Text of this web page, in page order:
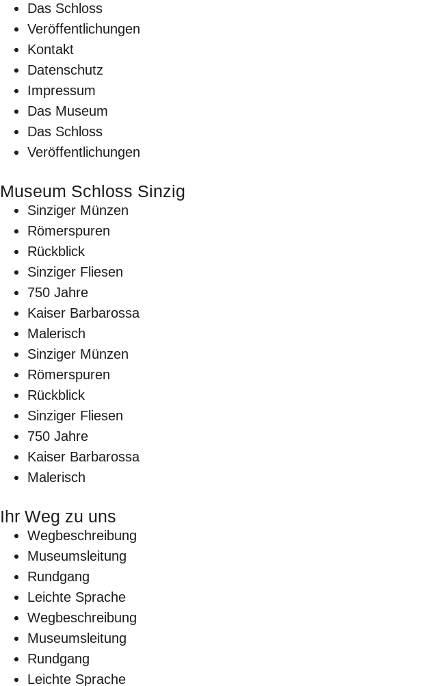
Das Schloss
Veröffentlichungen
Kontakt
Datenschutz
Impressum
Das Museum
Das Schloss
Veröffentlichungen
Museum Schloss Sinzig
Sinziger Münzen
Römerspuren
Rückblick
Sinziger Fliesen
750 Jahre
Kaiser Barbarossa
Malerisch
Sinziger Münzen
Römerspuren
Rückblick
Sinziger Fliesen
750 Jahre
Kaiser Barbarossa
Malerisch
Ihr Weg zu uns
Wegbeschreibung
Museumsleitung
Rundgang
Leichte Sprache
Wegbeschreibung
Museumsleitung
Rundgang
Leichte Sprache